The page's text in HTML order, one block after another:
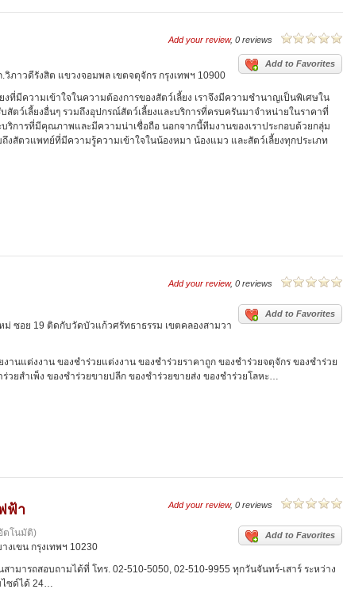
Add your review, 0 reviews
Add to Favorites
ภาวดีรังสิต แขวงจอมพล เขตจตุจักร กรุงเทพฯ 10900
งที่มีความเข้าใจในความต้องการของสัตว์เลี้ยง เราจึงมีความชำนาญเป็นพิเศษใน
สัตว์เลี้ยงอื่นๆ รวมถึงอุปกรณ์สัตว์เลี้ยงและบริการที่ครบครันมาจำหน่ายในราคาที่
ริการที่มีคุณภาพและมีความน่าเชื่อถือ นอกจากนี้ทีมงานของเราประกอบด้วยกลุ่ม
งสัตวแพทย์ที่มีความรู้ความเข้าใจในน้องหมา น้องแมว และสัตว์เลี้ยงทุกประเภท
Add your review, 0 reviews
Add to Favorites
ซอย 19 ติดกับวัดบัวแก้วศรัทธาธรรม เขตคลองสามวา
านแต่งงาน ของชำร่วยแต่งงาน ของชำร่วยราคาถูก ของชำร่วยจตุจักร ของชำร่วย
วยสำเพ็ง ของชำร่วยขายปลีก ของชำร่วยขายส่ง ของชำร่วยโลหะ…
Add your review, 0 reviews
ฟ้า
Add to Favorites
ตโนมัติ)
งเขน กรุงเทพฯ 10230
ามารถสอบถามได้ที่ โทร. 02-510-5050, 02-510-9955 ทุกวันจันทร์-เสาร์ ระหว่าง
ไซด์ได้ 24…